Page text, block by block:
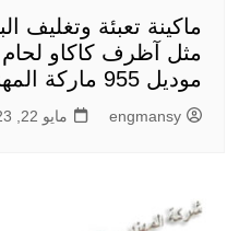
ماكينة تعبئة وتغليف
مثل آظرف كاكاو لحام
موديل 955 ماركة المهندس منسى
engmansy مايو 22, 2023